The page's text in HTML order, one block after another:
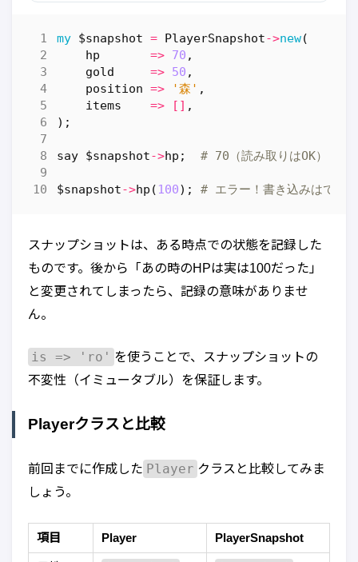
my $snapshot = PlayerSnapshot->new(
hp
=> 70 ,
gold
=> 50 ,
position => '森' ,
items
=> [] ,
);
say $snapshot->hp ; # 70（読み取りはOK）
$snapshot->hp ( 100); # エラー！書き込みはでき
スナップショットは、ある時点での状態を記録した
ものです。後から「あの時のHPは実は100だった」
と変更されてしまったら、記録の意味がありませ
ん。
is => 'ro' を使うことで、スナップショットの
不変性（イミュータブル）を保証します。
Playerクラスと比較
前回までに作成した Player クラスと比較してみま
しょう。
項目 Player PlayerSnapshot